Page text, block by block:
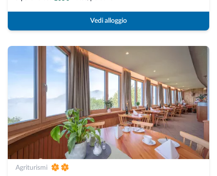
Vedi alloggio
Agriturismi